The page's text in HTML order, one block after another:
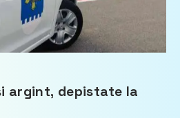
argint, depistate la